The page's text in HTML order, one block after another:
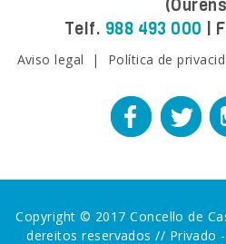
Telf. 988 493 000 |
Aviso legal | Política de
Copyright © 2017 Concello de
dereitos reservados // Privado -